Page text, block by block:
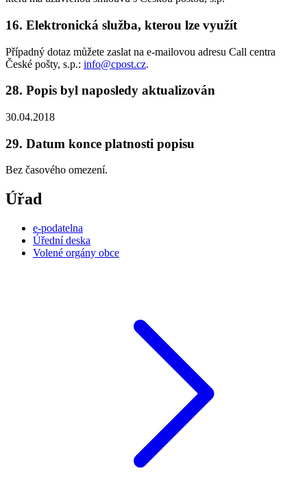
16. Elektronická služba, kterou lze využít
Případný dotaz můžete zaslat na e-mailovou adresu Call centra
České pošty, s.p.: info@cpost.cz.
28. Popis byl naposledy aktualizován
30.04.2018
29. Datum konce platnosti popisu
Bez časového omezení.
Úřad
e-podatelna
Úřední deska
Volené orgány obce